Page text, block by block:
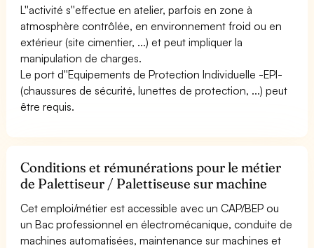
L''activité s''effectue en atelier, parfois en zone à
atmosphère contrôlée, en environnement froid ou en
extérieur (site cimentier, ...) et peut impliquer la
manipulation de charges.
Le port d''Equipements de Protection Individuelle -EPI-
(chaussures de sécurité, lunettes de protection, ...) peut
être requis.
Conditions et rémunérations pour le métier
de Palettiseur / Palettiseuse sur machine
Cet emploi/métier est accessible avec un CAP/BEP ou
un Bac professionnel en électromécanique, conduite de
machines automatisées, maintenance sur machines et